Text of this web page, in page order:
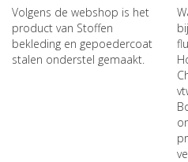
Volgens de webshop is het
product van Stoffen
bekleding en gepoedercoat
stalen onderstel gemaakt.